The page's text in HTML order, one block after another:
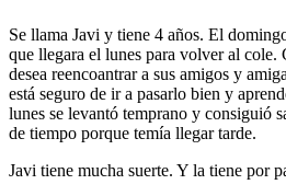
Se llama Javi y tiene 4 años. El
que llegara el lunes para volver al cole.
desea reencoantrar a sus amigos y
está seguro de ir a pasarlo bien y
lunes se levantó temprano y consiguió
de tiempo porque temía llegar tarde.
Javi tiene mucha suerte. Y la tiene por